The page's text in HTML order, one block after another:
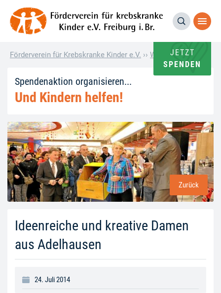
JETZT
SPENDEN
Förderverein für Krebskranke Kinder e.V. ›› Wie andere helfen
Spendenaktion organisieren...
Und Kindern helfen!
Ideenreiche und kreative Damen
aus Adelhausen
Zurück
24. Juli 2014